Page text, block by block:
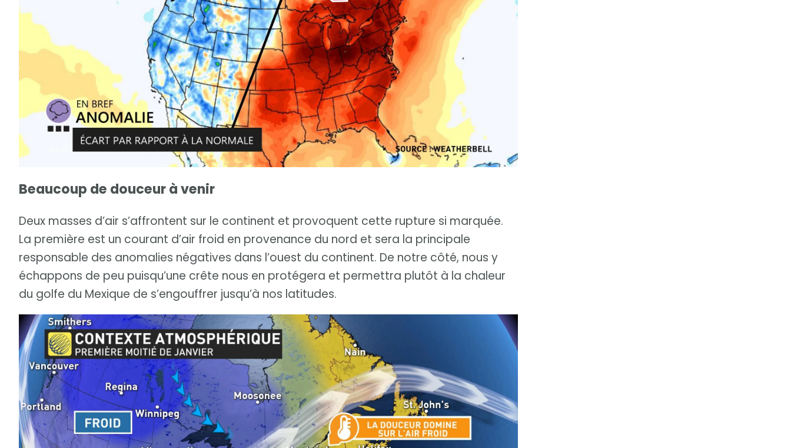
Beaucoup de douceur à venir
Deux masses d’air s’affrontent sur le continent et provoquent cette rupture si marquée.
La première est un courant d’air froid en provenance du nord et sera la principale
responsable des anomalies négatives dans l’ouest du continent. De notre côté, nous y
échappons de peu puisqu’une crête nous en protégera et permettra plutôt à la chaleur
du golfe du Mexique de s’engouffrer jusqu’à nos latitudes.